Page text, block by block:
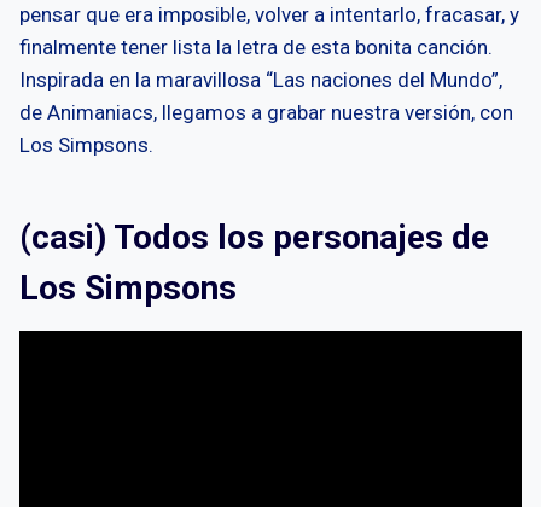
pensar que era imposible, volver a intentarlo, fracasar, y
finalmente tener lista la letra de esta bonita canción.
Inspirada en la maravillosa “Las naciones del Mundo”,
de Animaniacs, llegamos a grabar nuestra versión, con
Los Simpsons.
(casi) Todos los personajes de
Los Simpsons